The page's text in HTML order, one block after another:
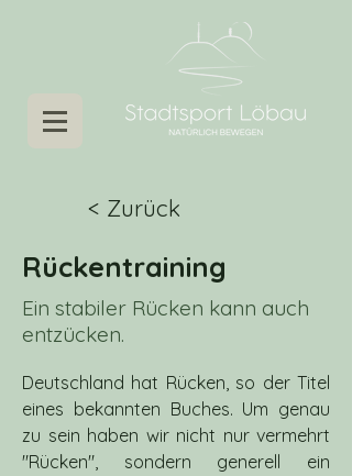
< Zurück
Rückentraining
Ein stabiler Rücken kann auch
entzücken.
Deutschland hat Rücken, so der Titel
eines bekannten Buches. Um genau
zu sein haben wir nicht nur vermehrt
"Rücken", sondern generell ein